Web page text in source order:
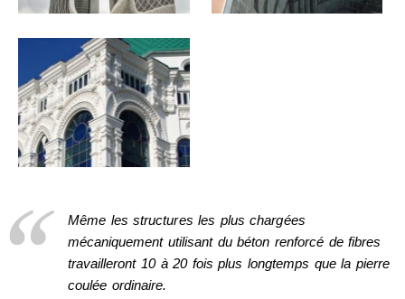
Même les structures les plus chargées
mécaniquement utilisant du béton renforcé de fibres
travailleront 10 à 20 fois plus longtemps que la pierre
coulée ordinaire.